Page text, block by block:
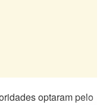
optaram pelo